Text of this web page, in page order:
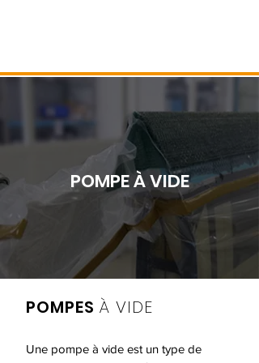
POMPE À VIDE
POMPES À VIDE
Une pompe à vide est un type de